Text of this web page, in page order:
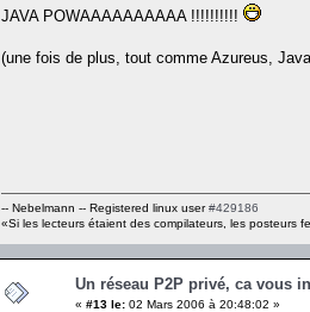
JAVA POWAAAAAAAAAA !!!!!!!!!!
(une fois de plus, tout comme Azureus,
-- Nebelmann -- Registered linux user#429186
«Si les lecteurs étaient des compilateurs, les posteurs
Un réseau P2P privé, ca vous
« #13 le: 02 Mars 2006 à 20:48:02 »